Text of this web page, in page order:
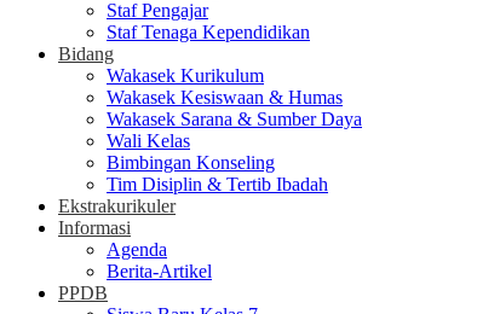
Staf Pengajar
Staf Tenaga Kependidikan
Bidang
Wakasek Kurikulum
Wakasek Kesiswaan & Humas
Wakasek Sarana & Sumber Daya
Wali Kelas
Bimbingan Konseling
Tim Disiplin & Tertib Ibadah
Ekstrakurikuler
Informasi
Agenda
Berita-Artikel
PPDB